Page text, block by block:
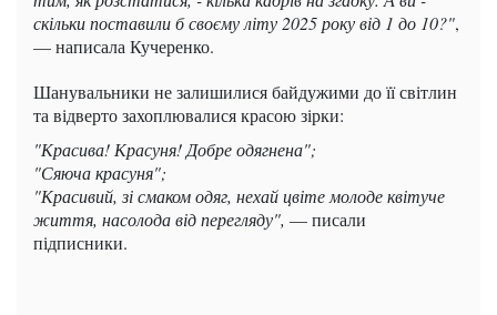
скільки поставили б своєму літу 2025 року від 1 до 10?",
— написала Кучеренко.
Шанувальники не залишилися байдужими до її світлин
та відверто захоплювалися красою зірки:
"Красива! Красуня! Добре одягнена";
"Сяюча красуня";
"Красивий, зі смаком одяг, нехай цвіте молоде квітуче
життя, насолода від перегляду", — писали
підписники.